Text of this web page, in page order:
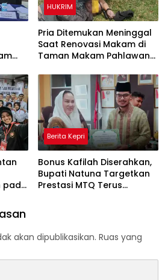
HUKRIM
Pria Ditemukan Meninggal
Saat Renovasi Makam di
Taman Makam Pahlawan
pada
Berita Kepri
Bonus Kafilah Diserahkan,
Bupati Natuna Targetkan
Prestasi MTQ Terus
akan dipublikasikan. Ruas yang